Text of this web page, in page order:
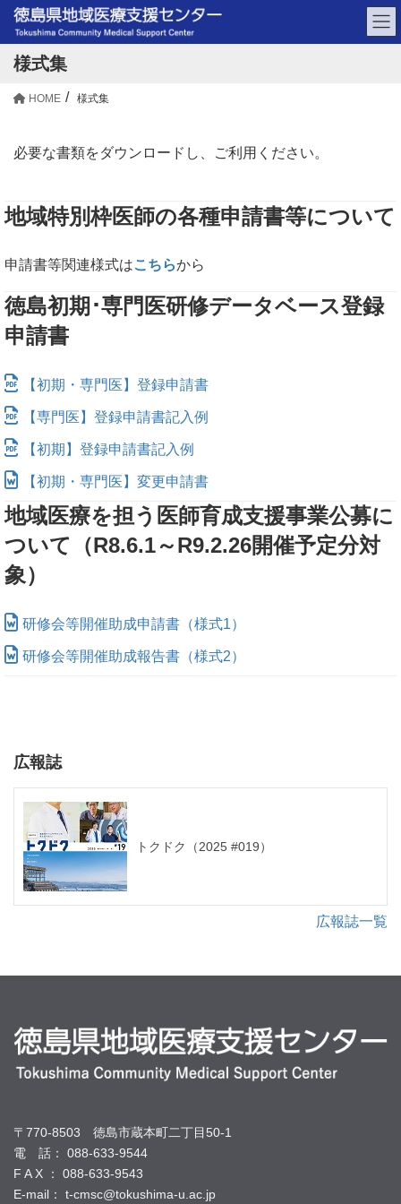
様式集
HOME 様式集
必要な書類をダウンロードし、ご利用ください。
地域特別枠医師の各種申請書等について
申請書等関連様式はこちらから
徳島初期･専門医研修データベース登録
申請書
【初期・専門医】登録申請書
【専門医】登録申請書記入例
【初期】登録申請書記入例
【初期・専門医】変更申請書
地域医療を担う医師育成支援事業公募に
ついて（R8.6.1～R9.2.26開催予定分対
象）
研修会等開催助成申請書（様式1）
研修会等開催助成報告書（様式2）
広報誌
トクドク（2025 #019）
広報誌一覧
〒770-8503 徳島市蔵本町二丁目50-1
電 話： 088-633-9544
F A X ： 088-633-9543
E-mail： t-cmsc@tokushima-u.ac.jp